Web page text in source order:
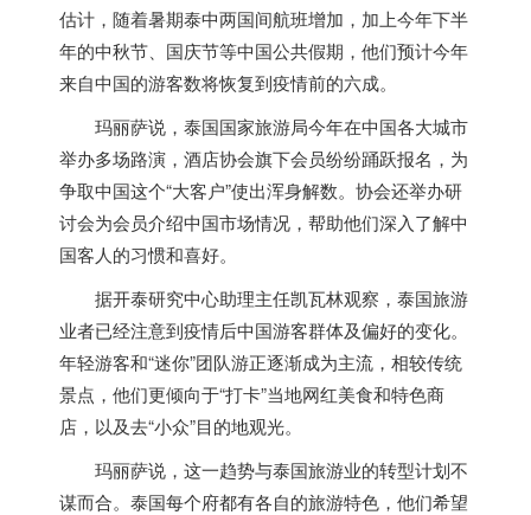
估计，随着暑期泰中两国间航班增加，加上今年下半
年的中秋节、国庆节等中国公共假期，他们预计今年
来自中国的游客数将恢复到疫情前的六成。
玛丽萨说， 泰国国家旅游局今年在中国各大城市
举办多场路演，酒店协会旗下会员纷纷踊跃报名，为
争取中国这个“大客户”使出浑身解数。协会还举办研
讨会为会员介绍中国市场情况，帮助他们深入了解中
国客人的习惯和喜好。
据开泰研究中心助理主任凯瓦林观察， 泰国旅游
业者已经注意到疫情后中国游客群体及偏好的变化。
年轻游客和“迷你”团队游正逐渐成为主流，相较传统
景点，他们更倾向于“打卡”当地网红美食和特色商
店，以及去“小众”目的地观光。
玛丽萨说，这一趋势与泰国旅游业的转型计划不
谋而合。 泰国每个府都有各自的旅游特色，他们希望